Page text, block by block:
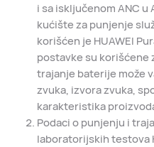
i sa isključenom ANC u
kućište za punjenje
korišćen je HUAWEI
postavke su korišćene
trajanje baterije može
zvuka, izvora zvuka,
karakteristika
Podaci o punjenju i
laboratorijskih testova